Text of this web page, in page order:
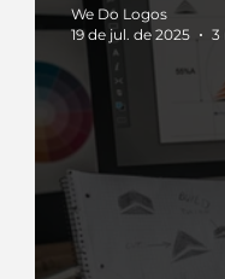
We Do Logos
19 de jul. de 2025
3